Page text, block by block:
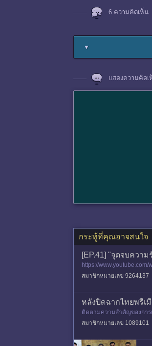
6 ความคิดเห็น
▼
แสดงความคิดเ
กระทู้ที่คุณอาจสนใจ
[EP.41] "จุดจบควา
https://
นปืนทีมชาติไทยที่ถูกสังห
สมาชิกหมายเลข 9264137
หลังปิดฉากไทยพรีเ
ติดตามความสำคัญของการ
บอลของโลก มาป
สมาชิกหมายเลข 1089101